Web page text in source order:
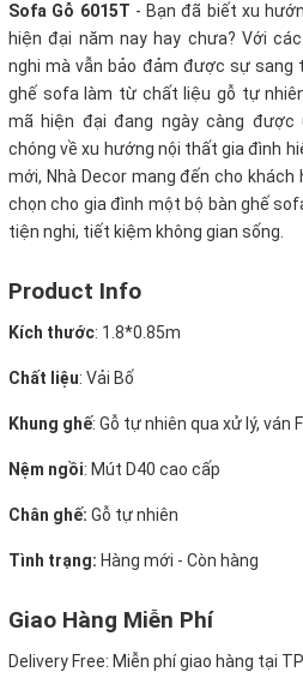
Sofa Gỗ 6015T - Bạn đã biết xu
hiện đại năm nay hay chưa? Với
nghi mà vẫn bảo đảm được sự sang
ghế sofa làm từ chất liệu gỗ tự
mã hiện đại đang ngày càng được
chóng về xu hướng nội thất gia đình
mới, Nhà Decor mang đến cho
chọn cho gia đình một bộ bàn ghế
tiện nghi, tiết kiệm không gian sống.
Product Info
Kích thước: 1.8*0.85m
Chất liệu: Vải Bố
Khung ghế: Gỗ tự nhiên qua xử lý, ván
Nệm ngồi: Mút D40 cao cấp
Chân ghế: Gỗ tự nhiên
Tình trạng: Hàng mới - Còn hàng
Giao Hàng Miễn Phí
Delivery Free: Miễn phí giao hàng tại